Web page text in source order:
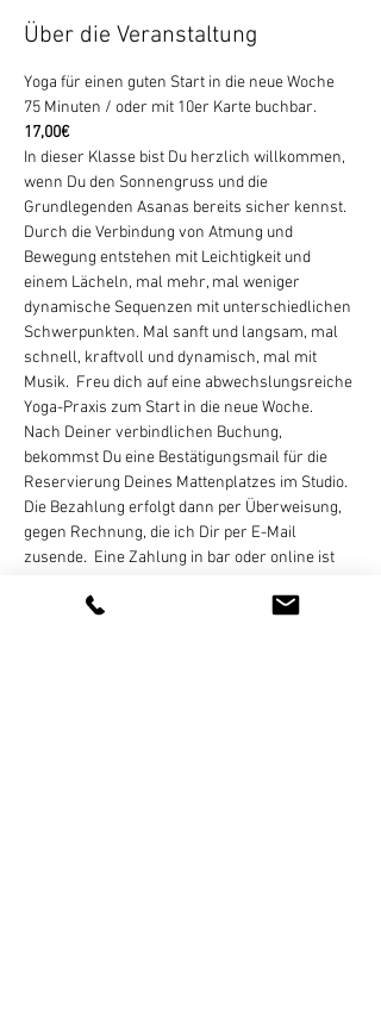
Über die Veranstaltung
Yoga für einen guten Start in die neue Woche
75 Minuten / oder mit 10er Karte buchbar.
17,00€
In dieser Klasse bist Du herzlich willkommen,
wenn Du den Sonnengruss und die
Grundlegenden Asanas bereits sicher kennst.
Durch die Verbindung von Atmung und
Bewegung entstehen mit Leichtigkeit und
einem Lächeln, mal mehr, mal weniger
dynamische Sequenzen mit unterschiedlichen
Schwerpunkten. Mal sanft und langsam, mal
schnell, kraftvoll und dynamisch, mal mit
Musik.  Freu dich auf eine abwechslungsreiche
Yoga-Praxis zum Start in die neue Woche.
Nach Deiner verbindlichen Buchung,
bekommst Du eine Bestätigungsmail für die
Reservierung Deines Mattenplatzes im Studio.
Die Bezahlung erfolgt dann per Überweisung,
gegen Rechnung, die ich Dir per E-Mail
zusende.  Eine Zahlung in bar oder online ist
Eine Stornierung des gebuchten Termins ist